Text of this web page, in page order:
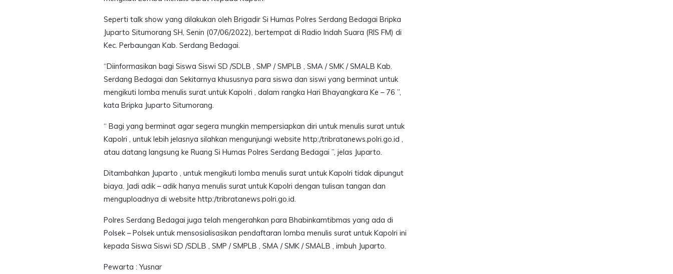
Seperti talk show yang dilakukan oleh Brigadir Si Humas Polres Serdang Bedagai Bripka
Juparto Situmorang SH, Senin (07/06/2022), bertempat di Radio Indah Suara (RIS FM) di
Kec. Perbaungan Kab. Serdang Bedagai.
“Diinformasikan bagi Siswa Siswi SD /SDLB , SMP / SMPLB , SMA / SMK / SMALB Kab.
Serdang Bedagai dan Sekitarnya khususnya para siswa dan siswi yang berminat untuk
mengikuti lomba menulis surat untuk Kapolri , dalam rangka Hari Bhayangkara Ke – 76 ”,
kata Bripka Juparto Situmorang.
“ Bagi yang berminat agar segera mungkin mempersiapkan diri untuk menulis surat untuk
Kapolri , untuk lebih jelasnya silahkan mengunjungi website http:/tribratanews.polri.go.id ,
atau datang langsung ke Ruang Si Humas Polres Serdang Bedagai ”, jelas Juparto.
Ditambahkan Juparto , untuk mengikuti lomba menulis surat untuk Kapolri tidak dipungut
biaya. Jadi adik – adik hanya menulis surat untuk Kapolri dengan tulisan tangan dan
menguploadnya di website http:/tribratanews.polri.go.id.
Polres Serdang Bedagai juga telah mengerahkan para Bhabinkamtibmas yang ada di
Polsek – Polsek untuk mensosialisasikan pendaftaran lomba menulis surat untuk Kapolri ini
kepada Siswa Siswi SD /SDLB , SMP / SMPLB , SMA / SMK / SMALB , imbuh Juparto.
Pewarta : Yusnar